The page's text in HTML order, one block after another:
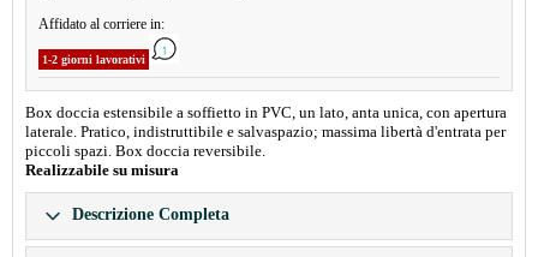
Affidato al corriere in:
1-2 giorni lavorativi
Box doccia estensibile a soffietto in PVC, un lato, anta unica, con apertura
laterale. Pratico, indistruttibile e salvaspazio; massima libertà d'entrata per
piccoli spazi. Box doccia reversibile.
Realizzabile su misura
Descrizione Completa